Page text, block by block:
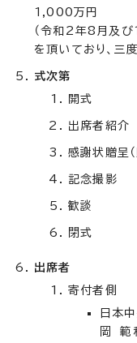
1,000万円
（令和2年8月及
を頂いており、三
式次第
開式
出席者紹介
感謝状贈呈
記念撮影
歓談
閉式
出席者
寄付者側
日本
岡 範